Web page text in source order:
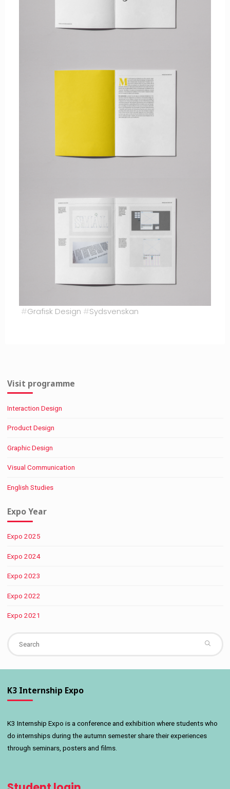
#Grafisk Design #Sydsvenskan
Visit programme
Interaction Design
Product Design
Graphic Design
Visual Communication
English Studies
Expo Year
Expo 2025
Expo 2024
Expo 2023
Expo 2022
Expo 2021
K3 Internship Expo
K3 Internship Expo is a conference and exhibition where students who
do internships during the autumn semester share their experiences
through seminars, posters and films.